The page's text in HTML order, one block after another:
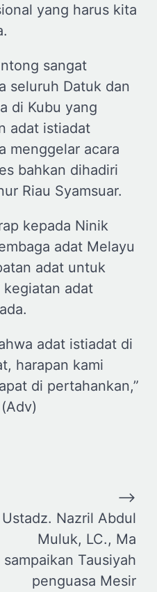
yang harus kita
sangat
seluruh Datuk dan
di Kubu yang
adat istiadat
menggelar acara
bahkan dihadiri
Riau Syamsuar.
kepada Ninik
adat Melayu
adat untuk
kegiatan adat
adat istiadat di
harapan kami
di pertahankan,”
Ustadz. Nazril Abdul
Muluk, LC., Ma
sampaikan Tausiyah
penguasa Mesir
⟶